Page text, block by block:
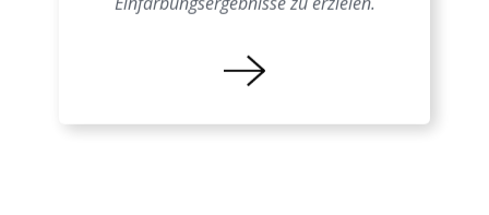
Einfärbungsergebnisse zu erzielen.